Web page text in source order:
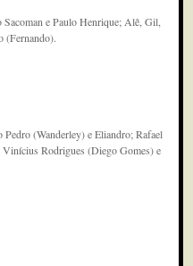
e Paulo Henrique; Alê, Gil,
(Fernando).
(Wanderley) e Eliandro; Rafael
Rodrigues (Diego Gomes) e